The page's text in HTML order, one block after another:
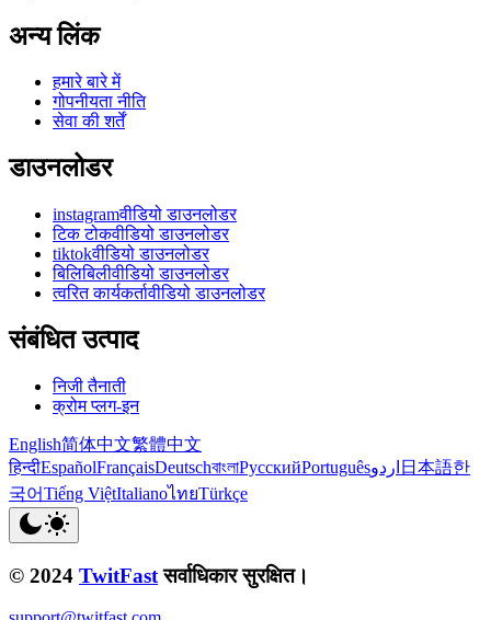
अन्य लिंक
हमारे बारे में
गोपनीयता नीति
सेवा की शर्तें
डाउनलोडर
instagramवीडियो डाउनलोडर
टिक टोकवीडियो डाउनलोडर
tiktokवीडियो डाउनलोडर
बिलिबिलीवीडियो डाउनलोडर
त्वरित कार्यकर्तावीडियो डाउनलोडर
संबंधित उत्पाद
निजी तैनाती
क्रोम प्लग-इन
English简体中文繁體中文
हिन्दीEspañolFrançaisDeutschবাংলাРусскийPortuguêsاردو 日本語한
국어Tiếng ViệtItalianoไทยTürkçe
© 2024 TwitFast सर्वाधिकार सुरक्षित।